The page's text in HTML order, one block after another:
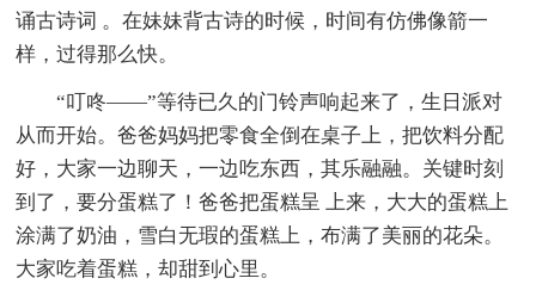
诵古诗词 。在妹妹背古诗的时候，时间有仿佛像箭一
样，过得那么快。
“叮咚——”等待已久的门铃声响起来了，生日派对
从而开始。爸爸妈妈把零食全倒在桌子上，把饮料分配
好，大家一边聊天，一边吃东西，其乐融融。关键时刻
到了，要分蛋糕了！爸爸把蛋糕呈 上来，大大的蛋糕上
涂满了奶油，雪白无瑕的蛋糕上，布满了美丽的花朵。
大家吃着蛋糕，却甜到心里。